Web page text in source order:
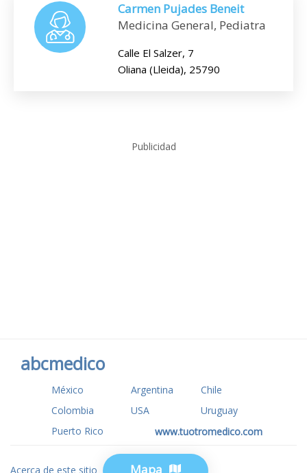
Carmen Pujades Beneit
Medicina General, Pediatra
Calle El Salzer, 7
Oliana (Lleida), 25790
Mapa
Publicidad
abcmedico
México Argentina
Chile
Colombia
USA
Uruguay
Puerto Rico
www.tuotromedico.com
Acerca de este sitio Privacidad